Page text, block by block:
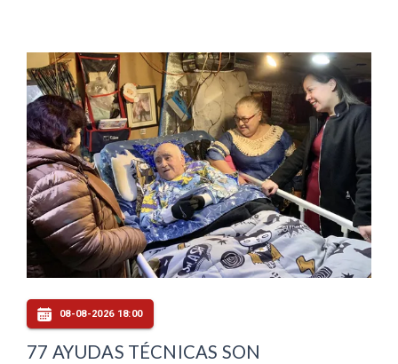
08-08-2026 18:00
77 AYUDAS TÉCNICAS SON